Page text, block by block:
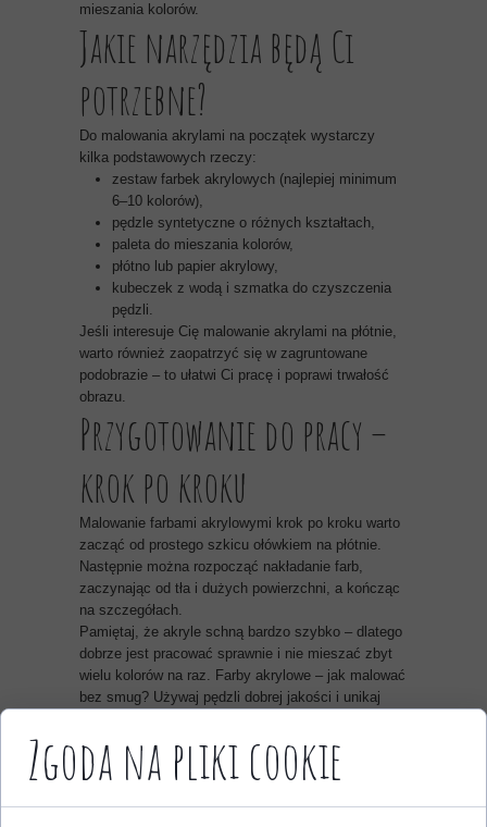
mieszania kolorów.
Jakie narzędzia będą Ci
potrzebne?
Do malowania akrylami na początek wystarczy
kilka podstawowych rzeczy:
zestaw farbek akrylowych (najlepiej minimum
6–10 kolorów),
pędzle syntetyczne o różnych kształtach,
paleta do mieszania kolorów,
płótno lub papier akrylowy,
kubeczek z wodą i szmatka do czyszczenia
pędzli.
Jeśli interesuje Cię malowanie akrylami na płótnie,
warto również zaopatrzyć się w zagruntowane
podobrazie – to ułatwi Ci pracę i poprawi trwałość
obrazu.
Przygotowanie do pracy –
krok po kroku
Malowanie farbami akrylowymi krok po kroku warto
zacząć od prostego szkicu ołówkiem na płótnie.
Następnie można rozpocząć nakładanie farb,
zaczynając od tła i dużych powierzchni, a kończąc
na szczegółach.
Pamiętaj, że akryle schną bardzo szybko – dlatego
dobrze jest pracować sprawnie i nie mieszać zbyt
wielu kolorów na raz. Farby akrylowe – jak malować
bez smug? Używaj pędzli dobrej jakości i unikaj
Techniki malowania
farbami akrylowymi
Zgoda na pliki cookie